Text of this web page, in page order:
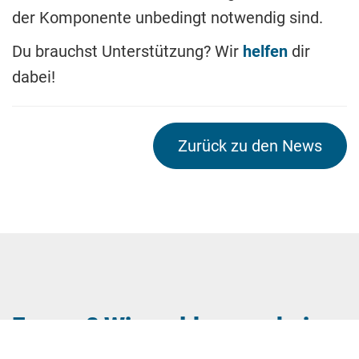
der Komponente unbedingt notwendig sind.
Du brauchst Unterstützung? Wir helfen dir
dabei!
Zurück zu den News
Fragen? Wir melden uns bei